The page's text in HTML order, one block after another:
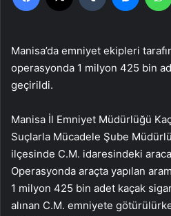
Manisa’da emniyet ekipleri
operasyonda 1 milyon 425 bin
geçirildi.
Manisa İl Emniyet Müdürlüğü
Suçlarla Mücadele Şube
ilçesinde C.M. idaresindeki
Operasyonda araçta yapılan
1 milyon 425 bin adet kaçak
alınan C.M. emniyete